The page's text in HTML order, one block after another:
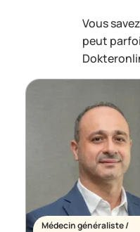
Vous
peut
Médecin généraliste /